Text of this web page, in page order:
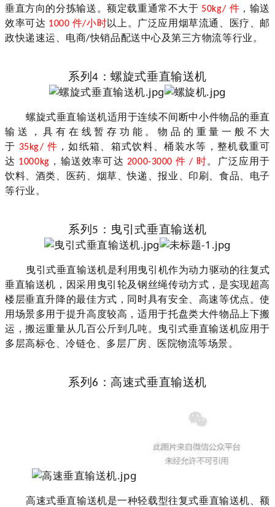
垂直方向的分拣输送。额定载重通常不大于 50kg/ 件 ，输送
效率可达 1000 件/小时以上。
广泛应用烟草流通、医疗、邮
政快递速运、电商/快销品配送中心及第三方物流等行业。
系列4 ：螺旋式垂直输送机
螺旋式垂直输送机适用于连续不间断中小件物品的垂直
输送，具有在线暂存功能。物品的重量一般不大
于 35kg/ 件 ，如纸箱、箱式饮料、桶装水等，整机载重可
达 1000kg ，输送效率可达 2000-3000件 / 时。
广泛应用于
饮料、 酒类 医药 烟草 、快递 、报业、印刷、食品、电子
等行业。
系列 5 ： 曳引式垂直输送机
曳引式垂直输送机是利用曳引机作为动力驱动的往复式
垂直输送机，因采用曳引轮及钢丝绳传动方式，是实现超高
楼层垂直升降的最佳方式，同时具有安全、高速等优点 。使
用场景多用于提升高度较高，适用于托盘类大件物品上下搬
运，搬运重量从几百公斤到几吨。 曳引式垂直输送机应用于
多层高标仓、冷链仓、多层厂房、医院物流等场景。
系列6 ：高速式垂直输送机
高速式垂直输送机是一种轻载型往复式垂直输送机、额